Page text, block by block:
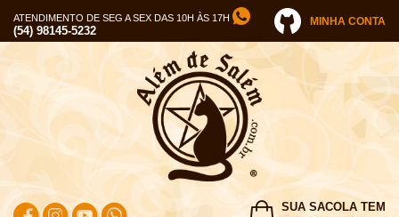
ATENDIMENTO DE SEG A SEX DAS 10H ÀS 17H
(54) 98145-5232
MINHA CONTA
SUA SACOLA TEM